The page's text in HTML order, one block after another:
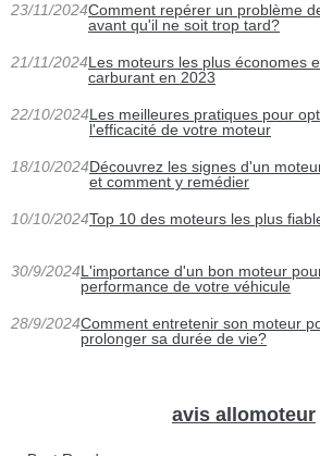
23/11/2024Comment repérer un problème
avant qu'il ne soit trop tard?
21/11/2024Les moteurs les plus économes
carburant en 2023
22/10/2024Les meilleures pratiques pour
l'efficacité de votre moteur
18/10/2024Découvrez les signes d'un
et comment y remédier
10/10/2024Top 10 des moteurs les plus
30/9/2024L'importance d'un bon moteur
performance de votre véhicule
28/9/2024Comment entretenir son moteur
prolonger sa durée de vie?
avis allomoteur